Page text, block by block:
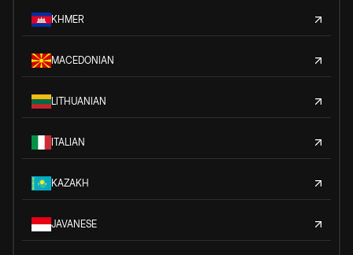
KHMER
MACEDONIAN
LITHUANIAN
ITALIAN
KAZAKH
JAVANESE